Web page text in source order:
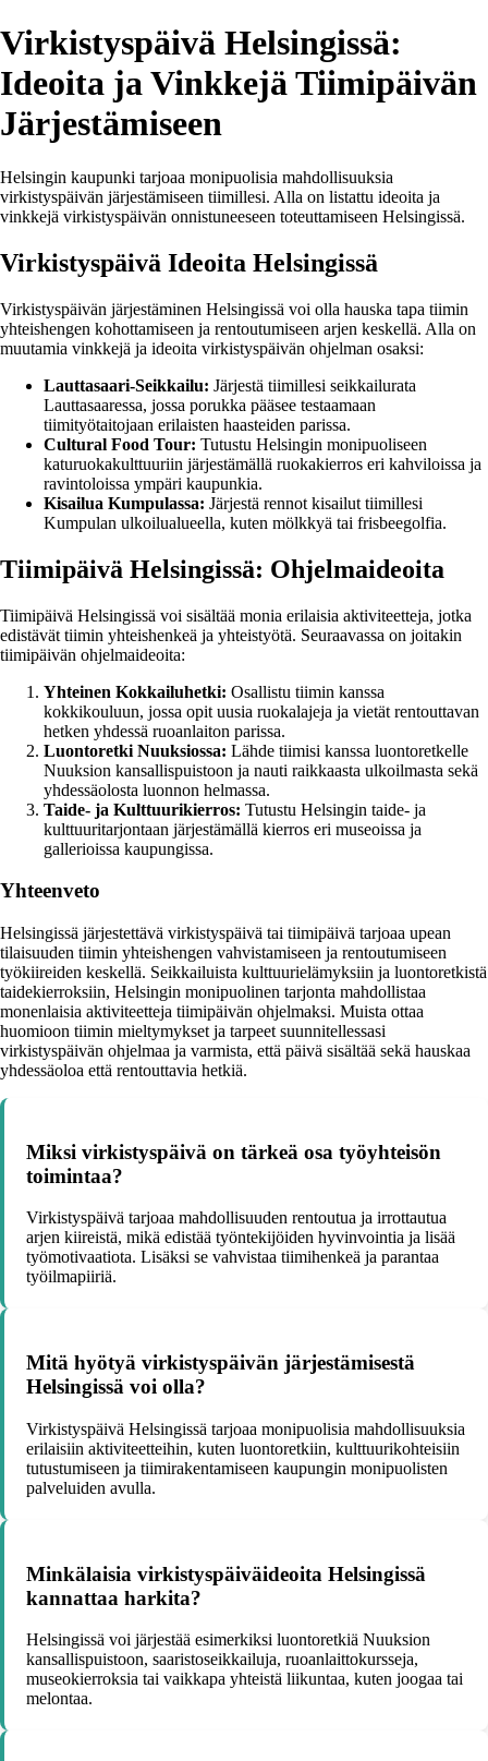
Virkistyspäivä Helsingissä:
Ideoita ja Vinkkejä Tiimipäivän
Järjestämiseen
Helsingin kaupunki tarjoaa monipuolisia mahdollisuuksia
virkistyspäivän järjestämiseen tiimillesi. Alla on listattu ideoita ja
vinkkejä virkistyspäivän onnistuneeseen toteuttamiseen Helsingissä.
Virkistyspäivä Ideoita Helsingissä
Virkistyspäivän järjestäminen Helsingissä voi olla hauska tapa tiimin
yhteishengen kohottamiseen ja rentoutumiseen arjen keskellä. Alla on
muutamia vinkkejä ja ideoita virkistyspäivän ohjelman osaksi:
Lauttasaari-Seikkailu: Järjestä tiimillesi seikkailurata
Lauttasaaressa, jossa porukka pääsee testaamaan
tiimityötaitojaan erilaisten haasteiden parissa.
Cultural Food Tour: Tutustu Helsingin monipuoliseen
katuruokakulttuuriin järjestämällä ruokakierros eri kahviloissa ja
ravintoloissa ympäri kaupunkia.
Kisailua Kumpulassa: Järjestä rennot kisailut tiimillesi
Kumpulan ulkoilualueella, kuten mölkkyä tai frisbeegolfia.
Tiimipäivä Helsingissä: Ohjelmaideoita
Tiimipäivä Helsingissä voi sisältää monia erilaisia aktiviteetteja, jotka
edistävät tiimin yhteishenkeä ja yhteistyötä. Seuraavassa on joitakin
tiimipäivän ohjelmaideoita:
Yhteinen Kokkailuhetki: Osallistu tiimin kanssa
kokkikouluun, jossa opit uusia ruokalajeja ja vietät rentouttavan
hetken yhdessä ruoanlaiton parissa.
Luontoretki Nuuksiossa: Lähde tiimisi kanssa luontoretkelle
Nuuksion kansallispuistoon ja nauti raikkaasta ulkoilmasta sekä
yhdessäolosta luonnon helmassa.
Taide- ja Kulttuurikierros: Tutustu Helsingin taide- ja
kulttuuritarjontaan järjestämällä kierros eri museoissa ja
gallerioissa kaupungissa.
Yhteenveto
Helsingissä järjestettävä virkistyspäivä tai tiimipäivä tarjoaa upean
tilaisuuden tiimin yhteishengen vahvistamiseen ja rentoutumiseen
työkiireiden keskellä. Seikkailuista kulttuurielämyksiin ja luontoretkistä
taidekierroksiin, Helsingin monipuolinen tarjonta mahdollistaa
monenlaisia aktiviteetteja tiimipäivän ohjelmaksi. Muista ottaa
huomioon tiimin mieltymykset ja tarpeet suunnitellessasi
virkistyspäivän ohjelmaa ja varmista, että päivä sisältää sekä hauskaa
yhdessäoloa että rentouttavia hetkiä.
Miksi virkistyspäivä on tärkeä osa työyhteisön
toimintaa?
Virkistyspäivä tarjoaa mahdollisuuden rentoutua ja irrottautua
arjen kiireistä, mikä edistää työntekijöiden hyvinvointia ja lisää
työmotivaatiota. Lisäksi se vahvistaa tiimihenkeä ja parantaa
työilmapiiriä.
Mitä hyötyä virkistyspäivän järjestämisestä
Helsingissä voi olla?
Virkistyspäivä Helsingissä tarjoaa monipuolisia mahdollisuuksia
erilaisiin aktiviteetteihin, kuten luontoretkiin, kulttuurikohteisiin
tutustumiseen ja tiimirakentamiseen kaupungin monipuolisten
palveluiden avulla.
Minkälaisia virkistyspäiväideoita Helsingissä
kannattaa harkita?
Helsingissä voi järjestää esimerkiksi luontoretkiä Nuuksion
kansallispuistoon, saaristoseikkailuja, ruoanlaittokursseja,
museokierroksia tai vaikkapa yhteistä liikuntaa, kuten joogaa tai
melontaa.